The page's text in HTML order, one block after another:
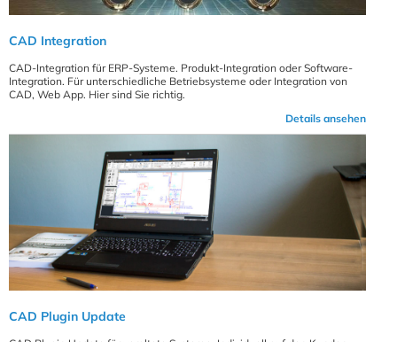
CAD Integration
CAD-Integration für ERP-Systeme. Produkt-Integration oder Software-
Integration. Für unterschiedliche Betriebsysteme oder Integration von
CAD, Web App. Hier sind Sie richtig.
Details ansehen
CAD Plugin Update